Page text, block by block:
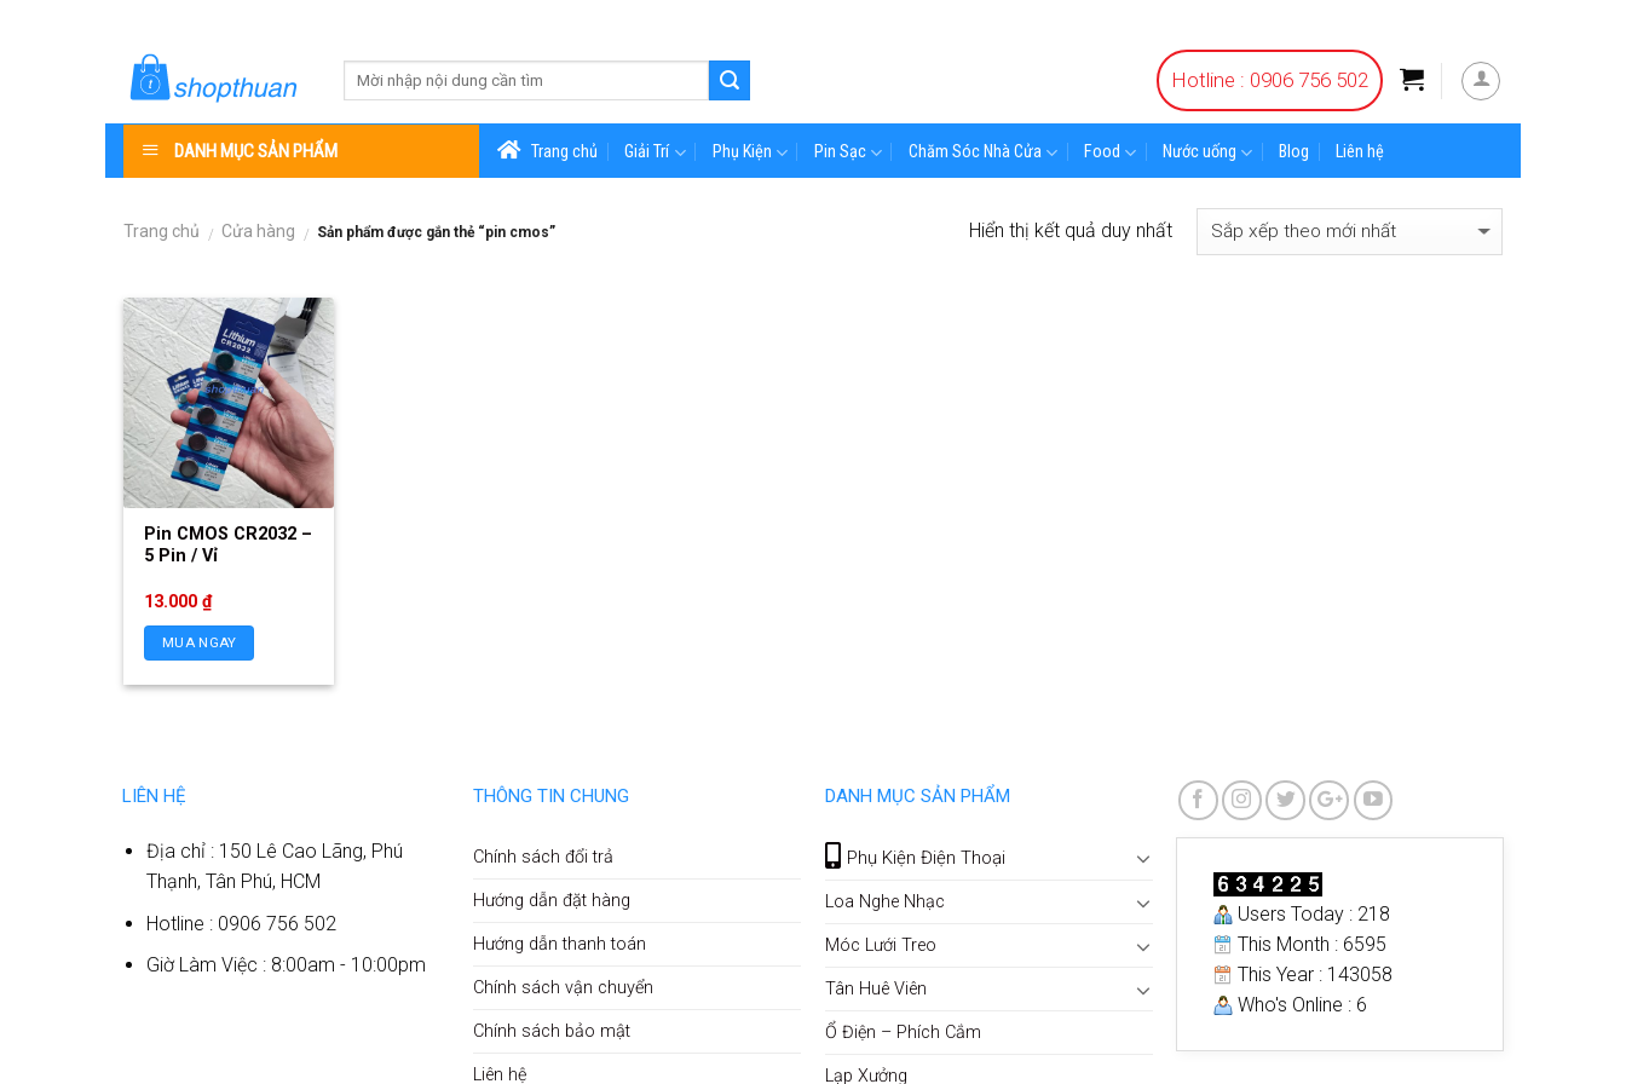
Hotline : 0906 756 502
DANH MỤC SẢN PHẨM Trang chủ Giải Trí Phụ Kiện Pin Sạc Chăm Sóc Nhà Cửa Food Nước uống Blog Liên hệ
Trang chủ / Cửa hàng / Sản phẩm được gắn thẻ “pin cmos” Hiển thị kết quả duy nhất
Pin CMOS CR2032 –
5 Pin / Vỉ
13.000₫
MUA NGAY
LIÊN HỆ
Địa chỉ : 150 Lê Cao Lãng, Phú
Thạnh, Tân Phú, HCM
Hotline : 0906 756 502
Giờ Làm Việc : 8:00am - 10:00pm
THÔNG TIN CHUNG
Chính sách đổi trả
Hướng dẫn đặt hàng
Hướng dẫn thanh toán
Chính sách vận chuyển
Chính sách bảo mật
Liên hệ
DANH MỤC SẢN PHẨM
Phụ Kiện Điện Thoại
Loa Nghe Nhạc
Móc Lưới Treo
Tân Huê Viên
Ổ Điện – Phích Cắm
Lạp Xưởng
Users Today : 218
This Month : 6595
This Year : 143058
Who's Online : 6